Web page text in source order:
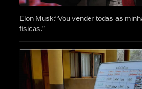
Elon Musk:“Vou vender todas as
físicas.”